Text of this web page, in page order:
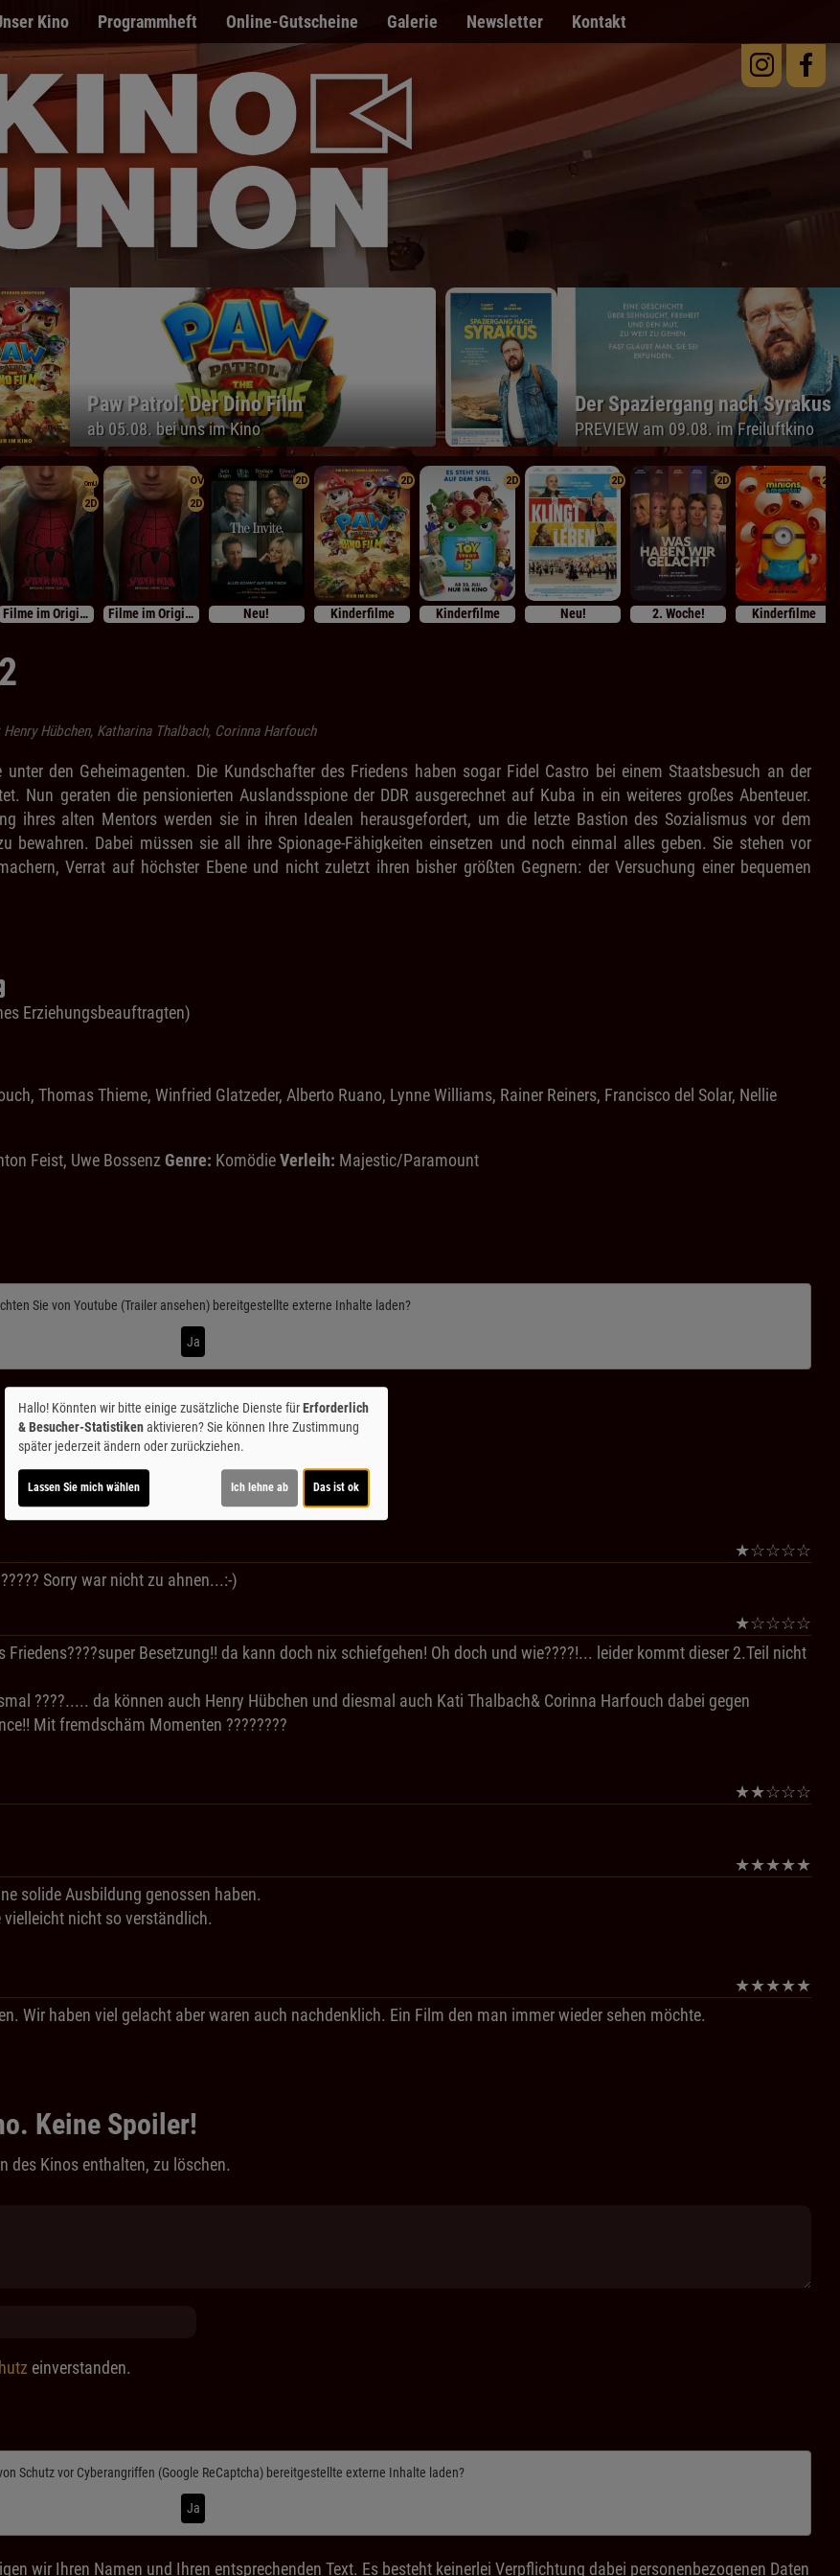
Kino Programmheft Online-Gutscheine Galerie Newsletter Kontakt
Paw Patrol: Der Dino Film
ab 05.08. bei uns im Kino
Der Spaziergang nach Syrakus
PREVIEW am 09.08. im Freiluftkino
OmU
2D
Filme im Originalton
OV
2D
Filme im Originalton
2D
Neu!
2D
Kinderfilme
2D
Kinderfilme
2D
Neu!
2D
2. Woche!
2D
Kinderfilme
Hübchen, Katharina Thalbach, Corinna Harfouch
den Geheimagenten. Die Kundschafter des Friedens haben sogar Fidel Castro bei einem Staatsbesuch an der
Nun geraten die pensionierten Auslandsspione der DDR ausgerechnet auf Kuba in ein weiteres großes Abenteuer.
ihres alten Mentors werden sie in ihren Idealen herausgefordert, um die letzte Bastion des Sozialismus vor dem
bewahren. Dabei müssen sie all ihre Spionage-Fähigkeiten einsetzen und noch einmal alles geben. Sie stehen vor
Verrat auf höchster Ebene und nicht zuletzt ihren bisher größten Gegnern: der Versuchung einer bequemen
Erziehungsbeauftragten)
Thomas Thieme, Winfried Glatzeder, Alberto Ruano, Lynne Williams, Rainer Reiners, Francisco del Solar, Nellie
Feist, Uwe Bossenz Genre: KomödieVerleih: Majestic/Paramount
Sie von Youtube (Trailer ansehen)bereitgestellte externe Inhalte laden?
Ja
★☆☆☆☆
Sorry war nicht zu ahnen...:-)
★☆☆☆☆
Besetzung!! da kann doch nix schiefgehen! Oh doch und wie????!... leider kommt dieser 2.Teil nicht
????..... da können auch Henry Hübchen und diesmal auch Kati Thalbach& Corinna Harfouch dabei gegen
Mit fremdschäm Momenten ????????
★★☆☆☆
★★★★★
solide Ausbildung genossen haben.
nicht so verständlich.
★★★★★
Wir haben viel gelacht aber waren auch nachdenklich. Ein Film den man immer wieder sehen möchte.
Keine Spoiler!
des Kinos enthalten, zu löschen.
einverstanden.
Schutz vor Cyberangriffen (Google ReCaptcha) bereitgestellte externe Inhalte laden?
Ja
wir Ihren Namen und Ihren entsprechenden Text. Es besteht keinerlei Verpflichtung dabei personenbezogenen Daten
Hallo! Könnten wir bitte einige zusätzliche Dienste fürErforderlich
& Besucher-Statistikenaktivieren? Sie können Ihre Zustimmung
später jederzeit ändern oder zurückziehen.
Lassen Sie mich wählen Ich lehne ab Das ist ok